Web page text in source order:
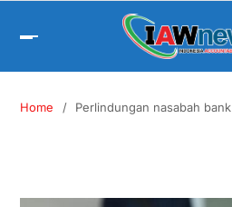
Home Perlindungan nasabah bank